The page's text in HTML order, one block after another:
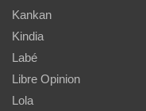
Kankan
Kindia
Labé
Libre Opinion
Lola